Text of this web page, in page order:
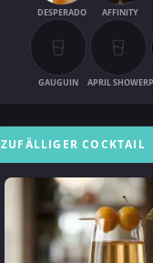
DESPERADO AFFINITY
GAUGUIN APRIL SHOWER
ZUFÄLLIGER COCKTAIL